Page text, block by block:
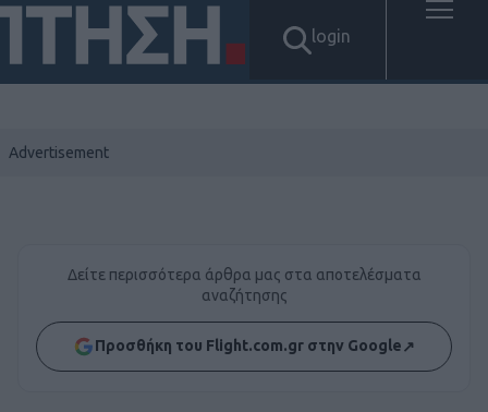
login
Δείτε περισσότερα άρθρα μας στα αποτελέσματα
αναζήτησης
Προσθήκη του Flight.com.gr στην Google↗